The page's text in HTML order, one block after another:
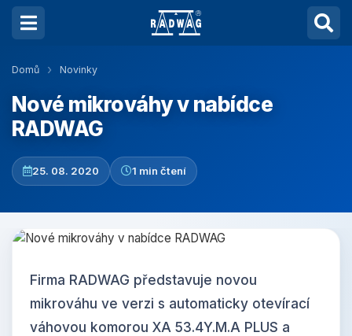
Domů Novinky
Nové mikrováhy v nabídce
RADWAG
25. 08. 2020 1 min čtení
Firma RADWAG představuje novou
mikrováhu ve verzi s automaticky otevírací
váhovou komorou XA 53.4Y.M.A PLUS a